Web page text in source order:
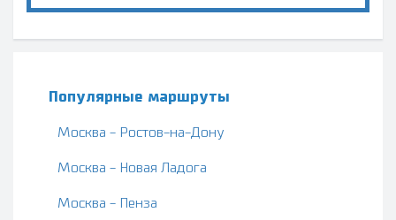
Популярные маршруты
Москва - Ростов-на-Дону
Москва - Новая Ладога
Москва - Пенза